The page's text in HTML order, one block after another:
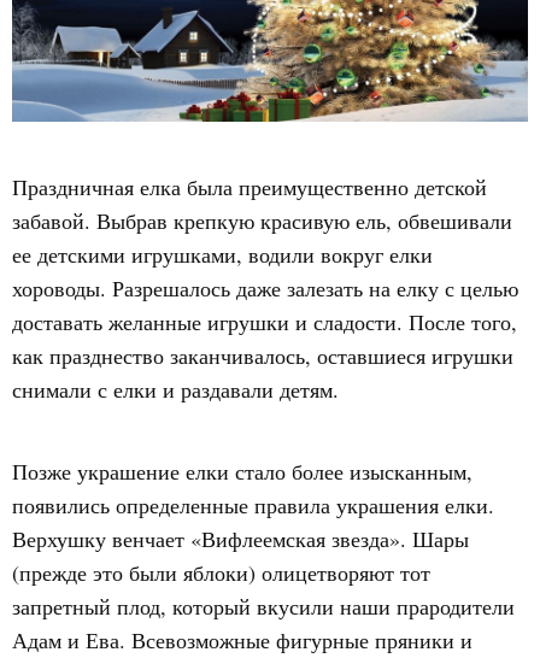
Праздничная елка была преимущественно детской
забавой. Выбрав крепкую красивую ель, обвешивали
ее детскими игрушками, водили вокруг елки
хороводы. Разрешалось даже залезать на елку с целью
доставать желанные игрушки и сладости. После того,
как празднество заканчивалось, оставшиеся игрушки
снимали с елки и раздавали детям.
Позже украшение елки стало более изысканным,
появились определенные правила украшения елки.
Верхушку венчает «Вифлеемская звезда». Шары
(прежде это были яблоки) олицетворяют тот
запретный плод, который вкусили наши прародители
Адам и Ева. Всевозможные фигурные пряники и